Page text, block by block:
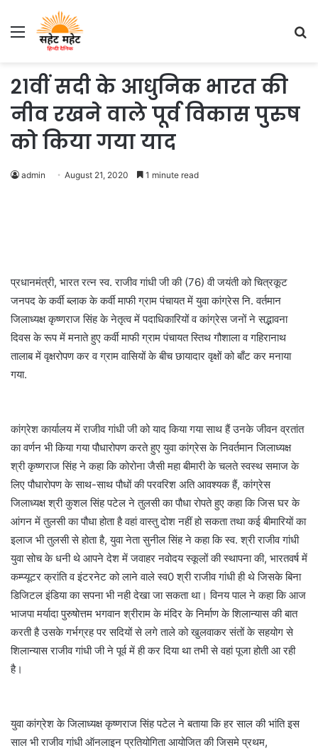
Menu
२१वीं सदी के आधुनिक भारत की
नीव रखने वाले पूर्व विकास पुरुष
को किया गया याद
admin August 21, 2020 1 minute read
प्रधानमंत्री, भारत रत्न स्व. राजीव गांधी जी की (76) वी जयंती को चित्रकूट
जनपद के कर्वी ब्लाक के कर्वी माफी ग्राम पंचायत में युवा कांग्रेस नि. वर्तमान
जिलाध्यक्ष कृष्णराज सिंह के नेतृत्व में पदाधिकारियों व कांग्रेस जनों ने सद्भावना
दिवस के रूप में मनाते हुए कर्वी माफी ग्राम पंचायत स्तिथ गौशाला व गहिरानाथ
तालाब में वृक्षरोपण कर व ग्राम वासियों के बीच छायादार वृक्षों को बाँट कर मनाया
गया.
कांग्रेश कार्यालय में राजीव गांधी जी को याद किया गया साथ हैं उनके जीवन व्रतांत
का वर्णन भी किया गया पौधारोपण करते हुए युवा कांग्रेस के निवर्तमान जिलाध्यक्ष
श्री कृष्णराज सिंह ने कहा कि कोरोना जैसी महा बीमारी के चलते स्वस्थ समाज के
लिए पौधारोपण के साथ-साथ पौधों की परवरिश अति आवश्यक हैं, कांग्रेस
जिलाध्यक्ष श्री कुशल सिंह पटेल ने तुलसी का पौधा रोपते हुए कहा कि जिस घर के
आंगन में तुलसी का पौधा होता है वहां वास्तु दोश नहीं हो सकता तथा कई बीमारियों का
इलाज भी तुलसी से होता है, युवा नेता सुनील सिंह ने कहा कि स्व. श्री राजीव गांधी
युवा सोच के धनी थे आपने देश में जवाहर नवोदय स्कूलों की स्थापना की, भारतवर्ष में
कम्प्यूटर क्रांति व इंटरनेट को लाने वाले स्व0 श्री राजीव गांधी ही थे जिसके बिना
डिजिटल इंडिया का सपना भी नही देखा जा सकता था। विनय पाल ने कहा कि आज
भाजपा मर्यादा पुरुषोत्तम भगवान श्रीराम के मंदिर के निर्माण के शिलान्यास की बात
करती है उसके गर्भग्रह पर सदियों से लगे ताले को खुलवाकर संतों के सहयोग से
शिलान्यास राजीव गांधी जी ने पूर्व में ही कर दिया था तभी से वहां पूजा होती आ रही
है।
युवा कांग्रेश के जिलाध्यक्ष कृष्णराज सिंह पटेल ने बताया कि हर साल की भांति इस
साल भी राजीव गांधी ऑनलाइन प्रतियोगिता आयोजित की जिसमे प्रथम,